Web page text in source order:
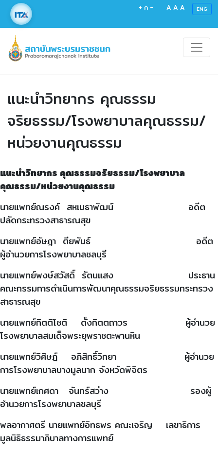
+ ก - A A A ENG
แนะนำวิทยากร คุณธรรม
จริยธรรม/โรงพยาบาลคุณธรรม/
หน่วยงานคุณธรรม
แนะนำวิทยากร คุณธรรมจริยธรรม/โรงพยาบาล
คุณธรรม/หน่วยงานคุณธรรม
นายแพทย์ณรงค์ สหเมธาพัฒน์ อดีต
ปลัดกระทรวงสาธารณสุข
นายแพทย์อัษฎา ตียพันธ์ อดีต
ผู้อำนวยการโรงพยาบาลชลบุรี
นายแพทย์พงษ์สวัสดิ์ รัตนแสง ประธาน
คณะกรรมการดำเนินการพัฒนาคุณธรรมจริยธรรมกระทรวง
สาธารณสุข
นายแพทย์กิตติโชติ ตั้งกิตตถาวร ผู้อำนวย
โรงพยาบาลสมเด็จพระยุพราชตะพานหิน
นายแพทย์วิศิษฎ์ อภิสิทธิ์วิทยา ผู้อำนวย
การโรงพยาบาลบางมูลนาก จังหวัดพิจิตร
นายแพทย์เกศดา จันทร์สว่าง รองผู้
อำนวยการโรงพยาบาลชลบุรี
พลอากาศตรี นายแพทย์อิทธพร คณะเจริญ เลขาธิการ
มูลนิธิธรรมาภิบาลทางการแพทย์